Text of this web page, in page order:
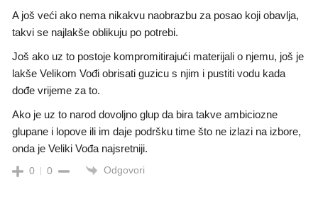
A još veći ako nema nikakvu naobrazbu za posao koji obavlja,
takvi se najlakše oblikuju po potrebi.
Još ako uz to postoje kompromitirajući materijali o njemu, još je
lakše Velikom Vođi obrisati guzicu s njim i pustiti vodu kada
dođe vrijeme za to.
Ako je uz to narod dovoljno glup da bira takve ambiciozne
glupane i lopove ili im daje podršku time što ne izlazi na izbore,
onda je Veliki Vođa najsretniji.
0 0 Odgovori